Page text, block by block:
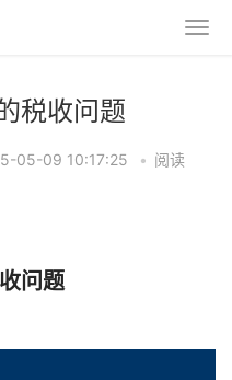
税收问题
05-09 10:17:25 • 阅读
问题